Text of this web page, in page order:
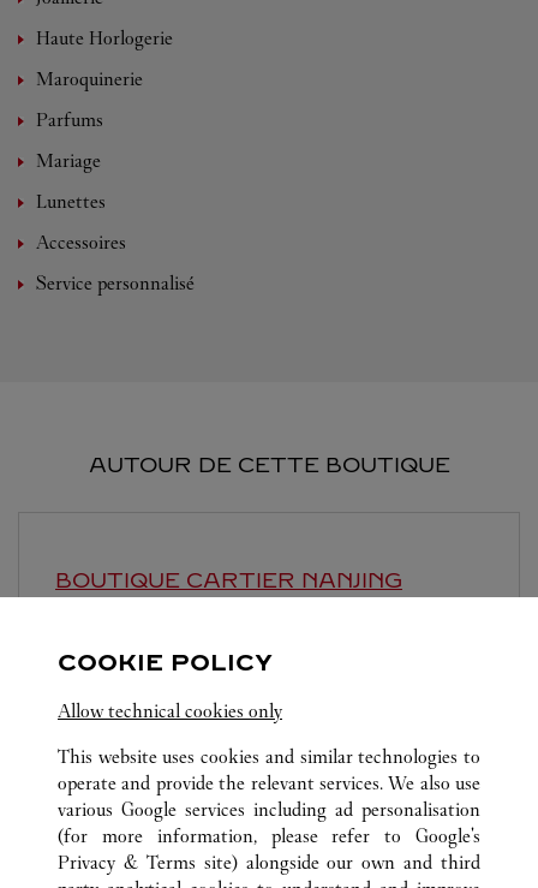
Haute Horlogerie
Maroquinerie
Parfums
Mariage
Lunettes
Accessoires
Service personnalisé
AUTOUR DE CETTE BOUTIQUE
BOUTIQUE CARTIER NANJING
Jiangsu Nanjing Baixia District
TOUTES LES BOUTIQUES CARTIER CHINE
江苏省
COOKIE POLICY
Allow technical cookies only
This website uses cookies and similar technologies to
operate and provide the relevant services. We also use
various Google services including ad personalisation
(for more information, please refer to Google's
Privacy & Terms site) alongside our own and third